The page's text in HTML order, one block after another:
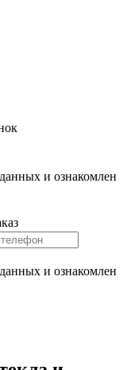
и ознакомлен
и ознакомлен